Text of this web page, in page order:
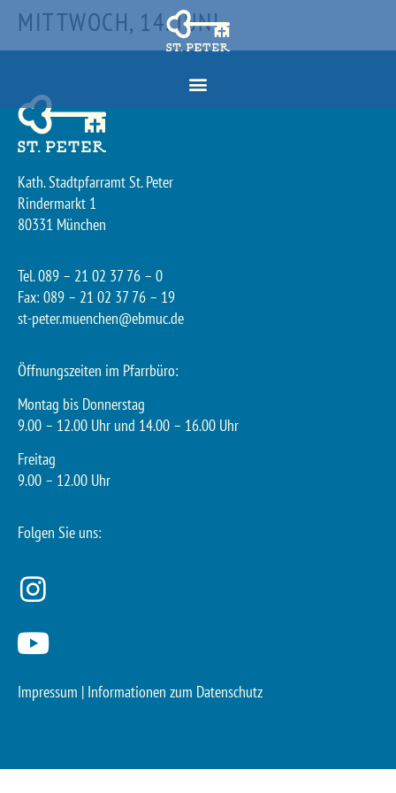
MITTWOCH, 14. JUNI
Kath. Stadtpfarramt St. Peter
Rindermarkt 1
80331 München
Tel. 089 – 21 02 37 76 – 0
Fax: 089 – 21 02 37 76 – 19
st-peter.muenchen@ebmuc.de
Öffnungszeiten im Pfarrbüro:
Montag bis Donnerstag
9.00 – 12.00 Uhr und 14.00 – 16.00 Uhr
Freitag
9.00 – 12.00 Uhr
Folgen Sie uns:
Impressum | Informationen zum Datenschutz